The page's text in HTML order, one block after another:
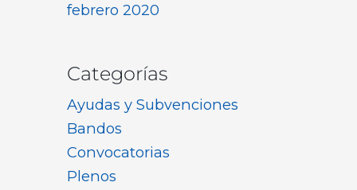
febrero 2020
Categorías
Ayudas y Subvenciones
Bandos
Convocatorias
Plenos